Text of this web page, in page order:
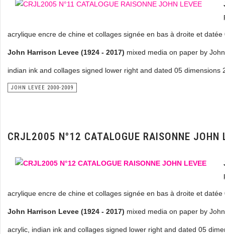
acrylique encre de chine et collages signée en bas à droite et
John Harrison Levee (1924 - 2017) mixed media on paper by
indian ink and collages signed lower right and dated 05
JOHN LEVEE 2000-2009
CRJL2005 N°12 CATALOGUE RAISONNE JOHN
acrylique encre de chine et collages signée en bas à droite et
John Harrison Levee (1924 - 2017) mixed media on paper by
acrylic, indian ink and collages signed lower right and dated 05